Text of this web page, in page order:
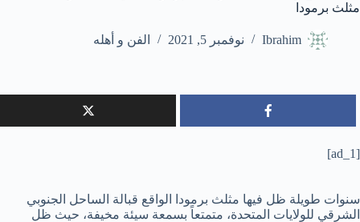
مثلث برمودا
Ibrahim نوفمبر 5, 2021 الفن و أهله
[ad_1]
سنوات طويلة ظل فيها مثلث برمودا الواقع قبالة الساحل الجنوبي
الشرقي للولايات المتحدة، متمتعاً بسمعة سيئة مخيفة، حيث ظل